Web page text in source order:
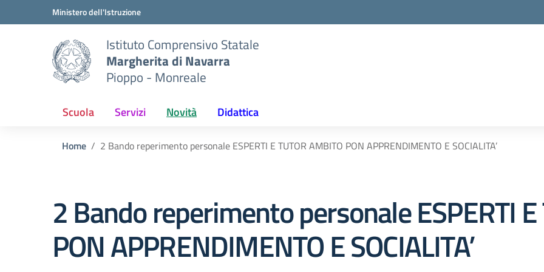
Vai ai contenuti
Vai al menu di navigazione
Ministero dell'Istruzione
Istituto Comprensivo Statale
Margherita di Navarra
Pioppo - Monreale
Scuola Servizi Novità Didattica
Home 2 Bando reperimento personale ESPERTI E TUTOR AMBITO PON APPRENDIMENTO E SOCIALITA’
2 Bando reperimento personale ESPERTI
PON APPRENDIMENTO E SOCIALITA’